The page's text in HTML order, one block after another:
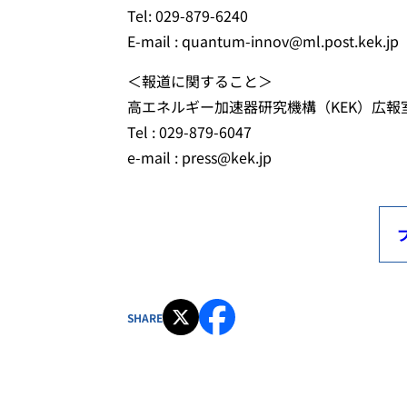
Tel: 029-879-6240
E-mail : quantum-innov@ml.post.kek.jp
＜報道に関すること＞
高エネルギー加速器研究機構（KEK）広報
Tel : 029-879-6047
e-mail : press@kek.jp
SHARE